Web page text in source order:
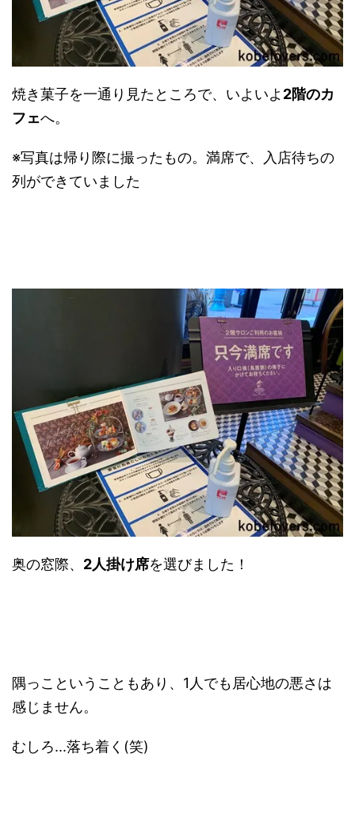
焼き菓子を一通り見たところで、いよいよ 2階のカ
フェへ。
※写真は帰り際に撮ったもの。満席で、入店待ちの
列ができていました
奥の窓際、 2人掛け席を選びました！
隅っこということもあり、1人でも居心地の悪さは
感じません。
むしろ...落ち着く(笑)